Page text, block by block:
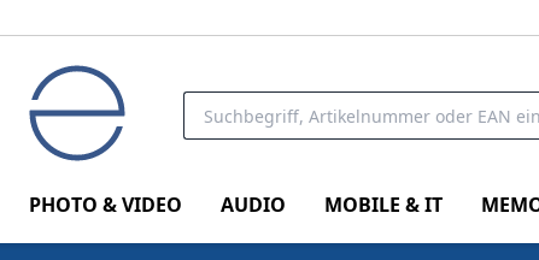
PHOTO & VIDEO AUDIO MOBILE & IT